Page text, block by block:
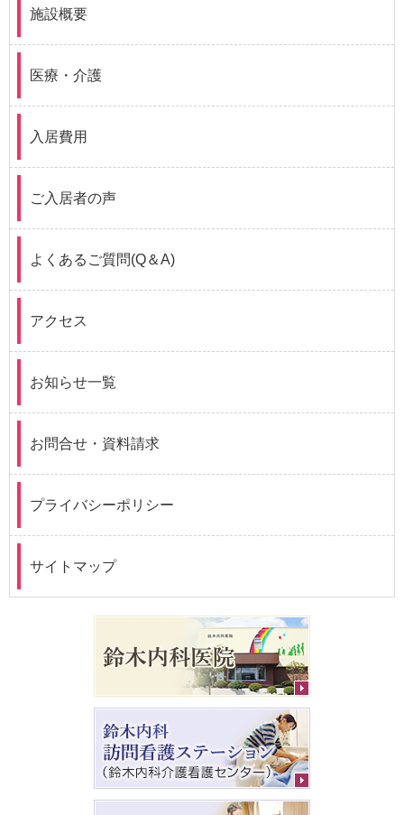
施設概要
医療・介護
入居費用
ご入居者の声
よくあるご質問(Q＆A)
アクセス
お知らせ一覧
お問合せ・資料請求
プライバシーポリシー
サイトマップ